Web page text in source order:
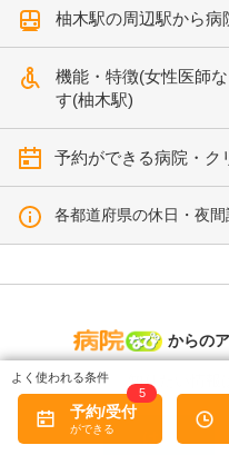
柚木駅の周辺駅から病
機能・特徴(女性医師
す(柚木駅)
予約ができる病院・ク
各都道府県の休日・夜
病院なび
からの
知りたい情報
はい
予約/受付
5